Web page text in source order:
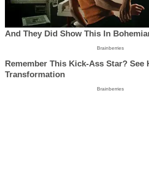
And They Did Show This In
Brainberries
Remember This Kick-Ass Star? See
Transformation
Brainberries